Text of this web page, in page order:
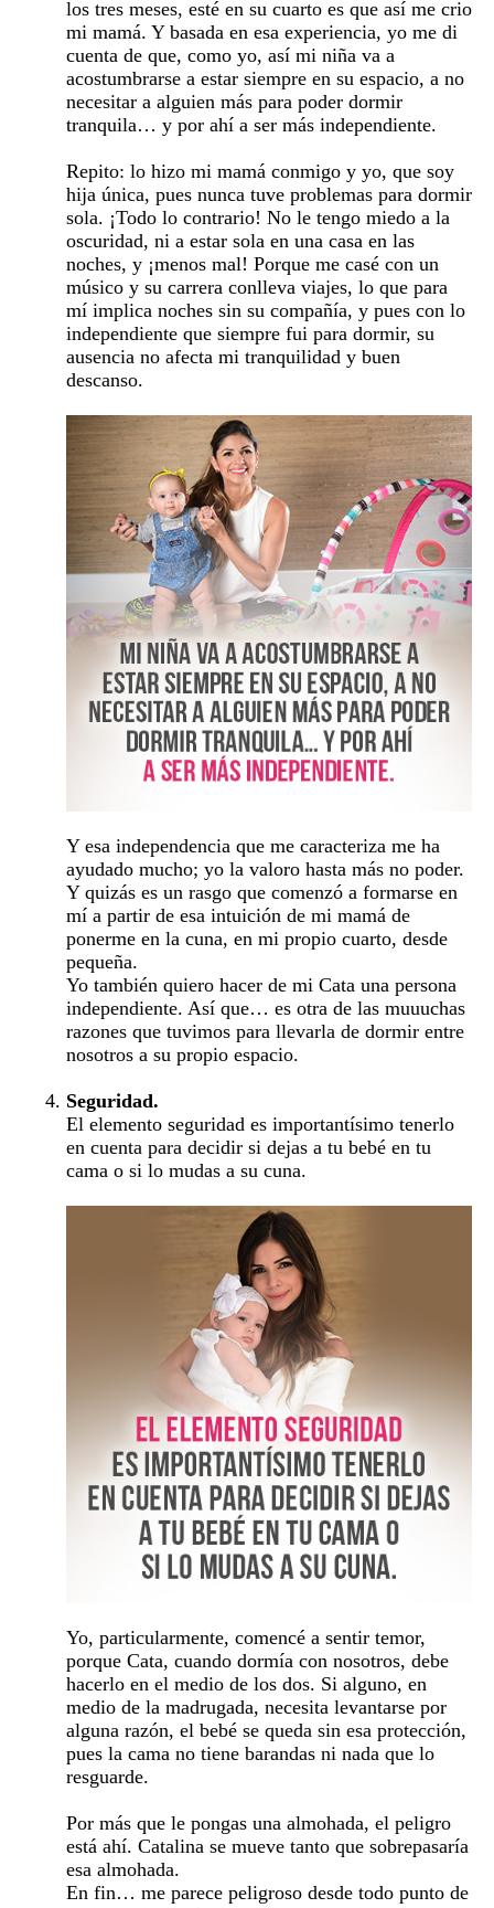
los tres meses, esté en su cuarto es que así me crio
mi mamá. Y basada en esa experiencia, yo me di
cuenta de que, como yo, así mi niña va a
acostumbrarse a estar siempre en su espacio, a no
necesitar a alguien más para poder dormir
tranquila… y por ahí a ser más independiente.
Repito: lo hizo mi mamá conmigo y yo, que soy
hija única, pues nunca tuve problemas para dormir
sola. ¡Todo lo contrario! No le tengo miedo a la
oscuridad, ni a estar sola en una casa en las
noches, y ¡menos mal! Porque me casé con un
músico y su carrera conlleva viajes, lo que para
mí implica noches sin su compañía, y pues con lo
independiente que siempre fui para dormir, su
ausencia no afecta mi tranquilidad y buen
descanso.
Y esa independencia que me caracteriza me ha
ayudado mucho; yo la valoro hasta más no poder.
Y quizás es un rasgo que comenzó a formarse en
mí a partir de esa intuición de mi mamá de
ponerme en la cuna, en mi propio cuarto, desde
pequeña.
Yo también quiero hacer de mi Cata una persona
independiente. Así que… es otra de las muuuchas
razones que tuvimos para llevarla de dormir entre
nosotros a su propio espacio.
Seguridad.
El elemento seguridad es importantísimo tenerlo
en cuenta para decidir si dejas a tu bebé en tu
cama o si lo mudas a su cuna.
Yo, particularmente, comencé a sentir temor,
porque Cata, cuando dormía con nosotros, debe
hacerlo en el medio de los dos. Si alguno, en
medio de la madrugada, necesita levantarse por
alguna razón, el bebé se queda sin esa protección,
pues la cama no tiene barandas ni nada que lo
resguarde.
Por más que le pongas una almohada, el peligro
está ahí. Catalina se mueve tanto que sobrepasaría
esa almohada.
En fin… me parece peligroso desde todo punto de